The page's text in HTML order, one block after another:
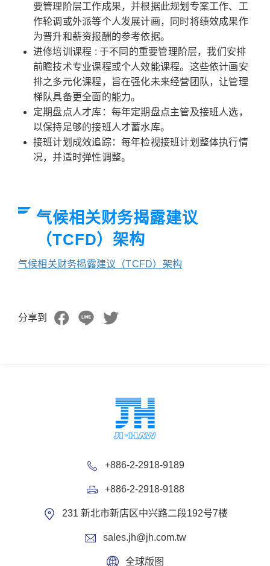
要管理阶层工作成果，并根据此规划专案工作、工
作轮调或外派等个人发展计画，同时将绩效成果作
为晋升和薪资报酬的参考依据。
进修培训课程 : 于不同的重要管理阶层，我们安排
前瞻技术专业课程或个人效能课程。这些依计画安
排之多元化课程，旨在强化未来经营团队，让管理
梯队具备更全面的能力。
定期盘点人才库：每年定期盘点主管及接班人选，
以保持足够的接班人才蓄水库。
接班计划成效追踪：每年检视接班计划整体执行情
况，并适时弹性调整。
气候相关财务揭露建议
（TCFD）架构
气候相关财务揭露建议（TCFD）架构
分享到
+886-2-2918-9189
+886-2-2918-9188
231 新北市新店区中兴路二段192号7楼
sales.jh@jh.com.tw
全球版图